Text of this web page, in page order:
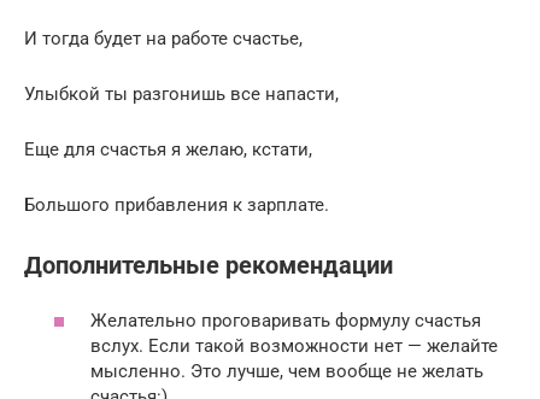
И тогда будет на работе счастье,
Улыбкой ты разгонишь все напасти,
Еще для счастья я желаю, кстати,
Большого прибавления к зарплате.
Дополнительные рекомендации
Желательно проговаривать формулу счастья
вслух. Если такой возможности нет — желайте
мысленно. Это лучше, чем вообще не желать